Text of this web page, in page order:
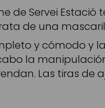
de Servei
de una
y cómodo y
la
Las tiras de